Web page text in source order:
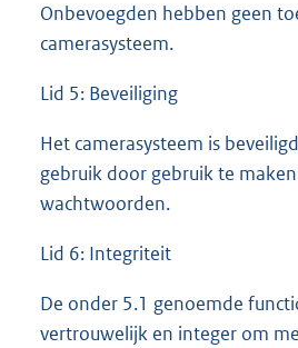
Onbevoegden hebben geen
camerasysteem.
Lid 5: Beveiliging
Het camerasysteem is
gebruik door gebruik te
wachtwoorden.
Lid 6: Integriteit
De onder 5.1 genoemde
vertrouwelijk en integer om